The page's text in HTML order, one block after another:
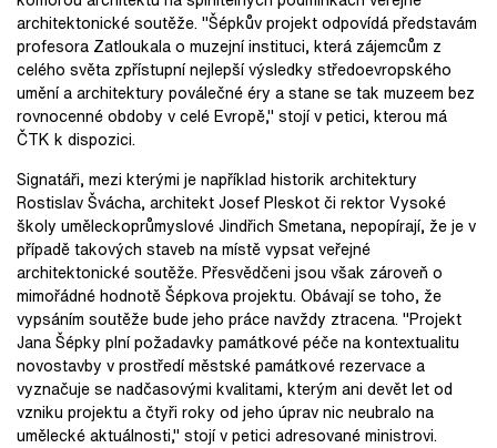
architektonické soutěže. "Šépkův projekt odpovídá představám
profesora Zatloukala o muzejní instituci, která zájemcům z
celého světa zpřístupní nejlepší výsledky středoevropského
umění a architektury poválečné éry a stane se tak muzeem bez
rovnocenné obdoby v celé Evropě," stojí v petici, kterou má
ČTK k dispozici.
Signatáři, mezi kterými je například historik architektury
Rostislav Švácha, architekt Josef Pleskot či rektor Vysoké
školy uměleckoprůmyslové Jindřich Smetana, nepopírají, že je v
případě takových staveb na místě vypsat veřejné
architektonické soutěže. Přesvědčeni jsou však zároveň o
mimořádné hodnotě Šépkova projektu. Obávají se toho, že
vypsáním soutěže bude jeho práce navždy ztracena. "Projekt
Jana Šépky plní požadavky památkové péče na kontextualitu
novostavby v prostředí městské památkové rezervace a
vyznačuje se nadčasovými kvalitami, kterým ani devět let od
vzniku projektu a čtyři roky od jeho úprav nic neubralo na
umělecké aktuálnosti," stojí v petici adresované ministrovi.